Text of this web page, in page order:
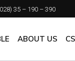
35 – 190 – 390
ABOUT US
ABOUT
OUR